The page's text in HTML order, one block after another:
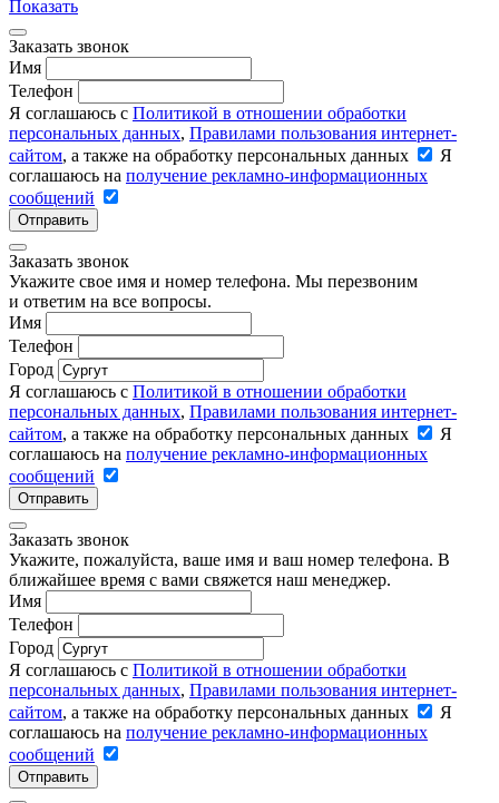
Показать
Заказать звонок
Имя
Телефон
Я соглашаюсь с Политикой в отношении обработки
персональных данных, Правилами пользования интернет-
сайтом, а также на обработку персональных данных
Я
соглашаюсь на получение рекламно-информационных
сообщений
Отправить
Заказать звонок
Укажите свое имя и номер телефона. Мы перезвоним
и ответим на все вопросы.
Имя
Телефон
Город
Я соглашаюсь с Политикой в отношении обработки
персональных данных, Правилами пользования интернет-
сайтом, а также на обработку персональных данных
Я
соглашаюсь на получение рекламно-информационных
сообщений
Отправить
Заказать звонок
Укажите, пожалуйста, ваше имя и ваш номер телефона. В
ближайшее время с вами свяжется наш менеджер.
Имя
Телефон
Город
Я соглашаюсь с Политикой в отношении обработки
персональных данных, Правилами пользования интернет-
сайтом, а также на обработку персональных данных
Я
соглашаюсь на получение рекламно-информационных
сообщений
Отправить